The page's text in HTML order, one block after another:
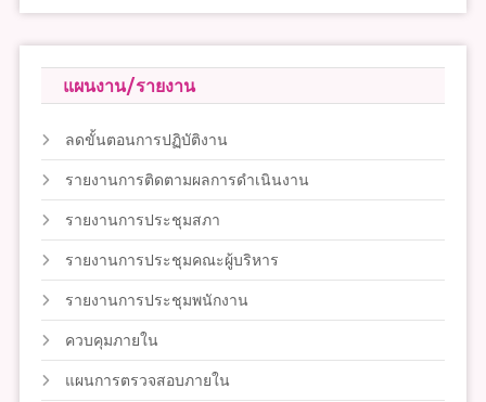
แผนงาน/รายงาน
ลดขั้นตอนการปฏิบัติงาน
รายงานการติดตามผลการดำเนินงาน
รายงานการประชุมสภา
รายงานการประชุมคณะผู้บริหาร
รายงานการประชุมพนักงาน
ควบคุมภายใน
แผนการตรวจสอบภายใน